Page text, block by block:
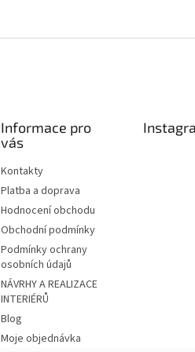
v
í
p
v
k
y
v
ý
p
i
u
Informace pro
vás
Kontakty
Platba a doprava
Hodnocení obchodu
Obchodní podmínky
Podmínky ochrany
osobních údajů
NÁVRHY A REALIZACE
INTERIÉRŮ
Blog
Moje objednávka